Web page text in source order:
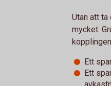
Utan att
mycket.
Ett
Ett